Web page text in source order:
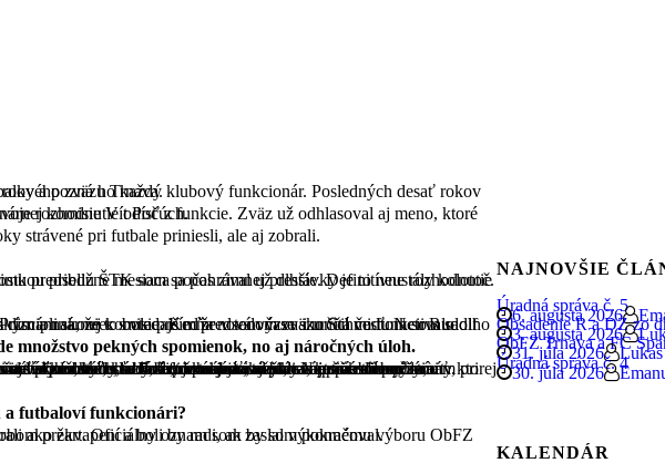
komisie Oblastného futbalového zväzu Trnava.
Stal sa ním doterajší člen disciplnárnej komisie Vít Počúch.
strávené pri futbale priniesli, ale aj zobrali.
množstvo pekných spomienok, no aj náročných úloh.
určitého problému, aby boli spokojné všetky zainteresované strany, a keď sa to podarilo, cítil som sa fajn. Futbal na dedinách robia amatéri vo svojom voľnom čase, rovnako ako ja, tak prečo si nepomôcť a nevyjsť v ústrety, ak je to čo i len trochu možné? Na druhej strane boli aj ťažké chvíle, nerád spomínam najmä na nepriazeň počasia. Rozhodovanie o spôsobilosti ihrísk, či odložiť len niektoré zápasy alebo celé kolo, kedy sa bude dohrávať, to boli náročné dilemy.
a futbaloví funkcionári?
októbra. Musím povedať, že všetci boli určitým spôsobom prekvapení a boli by radi, ak by som pokračoval.
NAJNOVŠIE
Úradná správa č. 5
6. augusta 2026
Obsadenie R a DZ zo
3. augusta 2026
ObFZ Trnava a FC
31. júla 2026 Lukas
Úradná správa č. 4
30. júla 2026
KALENDÁR